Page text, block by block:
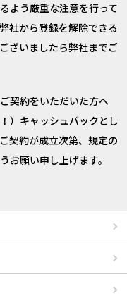
よう厳重な注意を行って
社から登録を解除できる
ざいましたら弊社までご
契約をいただいた方へ
）キャッシュバックとし
契約が成立次第、規定の
お願い申し上げます。